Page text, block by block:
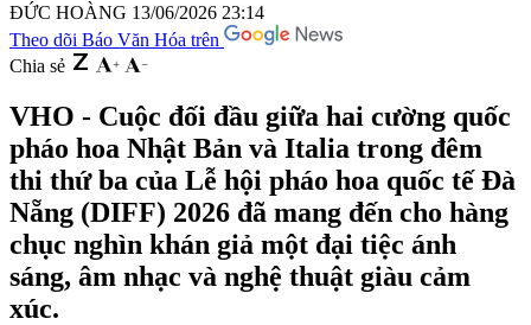
ĐỨC HOÀNG 13/06/2026 23:14
Theo dõi Báo Văn Hóa trên
Chia sẻ
VHO - Cuộc đối đầu giữa hai cường quốc
pháo hoa Nhật Bản và Italia trong đêm
thi thứ ba của Lễ hội pháo hoa quốc tế Đà
Nẵng (DIFF) 2026 đã mang đến cho hàng
chục nghìn khán giả một đại tiệc ánh
sáng, âm nhạc và nghệ thuật giàu cảm
xúc.